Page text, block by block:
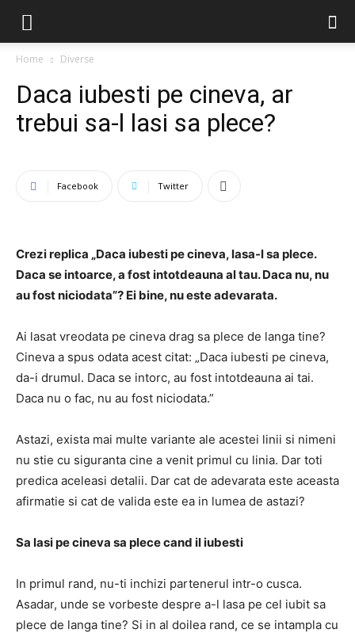
Home Diverse
Daca iubesti pe cineva, ar
trebui sa-l lasi sa plece?
Facebook Twitter
Crezi replica „Daca iubesti pe cineva, lasa-l sa plece.
Daca se intoarce, a fost intotdeauna al tau. Daca nu, nu
au fost niciodata”? Ei bine, nu este adevarata.
Ai lasat vreodata pe cineva drag sa plece de langa tine?
Cineva a spus odata acest citat: „Daca iubesti pe cineva,
da-i drumul. Daca se intorc, au fost intotdeauna ai tai.
Daca nu o fac, nu au fost niciodata.”
Astazi, exista mai multe variante ale acestei linii si nimeni
nu stie cu siguranta cine a venit primul cu linia. Dar toti
predica aceleasi detalii. Dar cat de adevarata este aceasta
afirmatie si cat de valida este ea in lumea de astazi?
Sa lasi pe cineva sa plece cand il iubesti
In primul rand, nu-ti inchizi partenerul intr-o cusca.
Asadar, unde se vorbeste despre a-l lasa pe cel iubit sa
plece de langa tine? Si in al doilea rand, ce se intampla cu